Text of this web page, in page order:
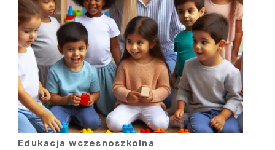
Edukacja wczesnoszkolna